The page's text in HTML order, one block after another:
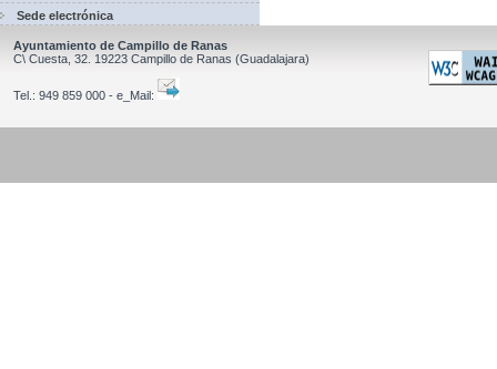
Sede electrónica
Ayuntamiento de Campillo de Ranas
C\ Cuesta, 32. 19223 Campillo de Ranas (Guadalajara)
Tel.: 949 859 000 - e_Mail: